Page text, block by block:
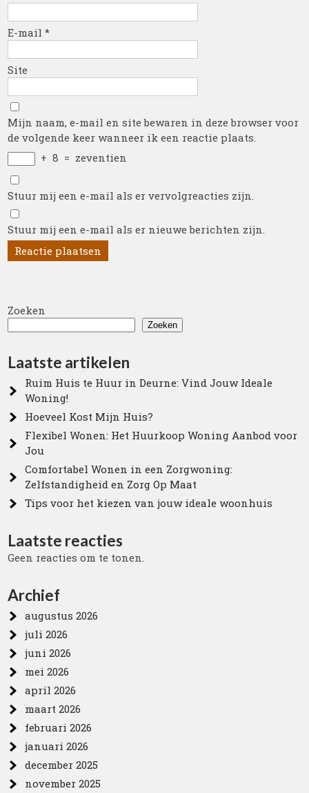
E-mail*
Site
Mijn naam, e-mail en site bewaren in deze browser voor
de volgende keer wanneer ik een reactie plaats.
+ 8 = zeventien
Stuur mij een e-mail als er vervolgreacties zijn.
Stuur mij een e-mail als er nieuwe berichten zijn.
Zoeken
Zoeken
Laatste artikelen
Ruim Huis te Huur in Deurne: Vind Jouw Ideale
Woning!
Hoeveel Kost Mijn Huis?
Flexibel Wonen: Het Huurkoop Woning Aanbod voor
Jou
Comfortabel Wonen in een Zorgwoning:
Zelfstandigheid en Zorg Op Maat
Tips voor het kiezen van jouw ideale woonhuis
Laatste reacties
Geen reacties om te tonen.
Archief
augustus 2026
juli 2026
juni 2026
mei 2026
april 2026
maart 2026
februari 2026
januari 2026
december 2025
november 2025